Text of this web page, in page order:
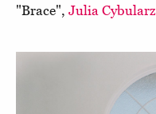
"Brace", Julia Cybularz